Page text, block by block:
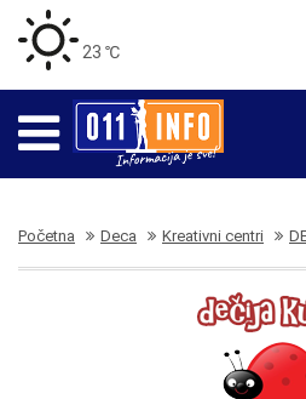
23 ℃
Početna Deca Kreativni centri